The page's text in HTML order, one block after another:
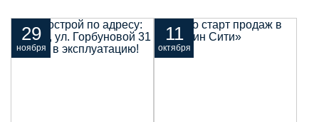
29
ноября
11
октября